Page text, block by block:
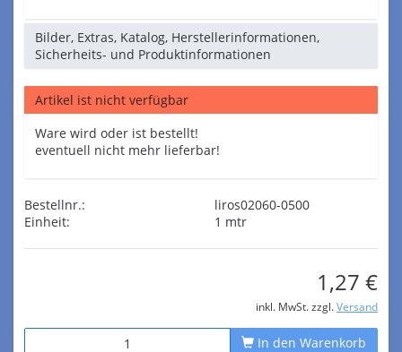
Bilder, Extras, Katalog, Herstellerinformationen,
Sicherheits- und Produktinformationen
Artikel ist nicht verfügbar
Ware wird oder ist bestellt!
eventuell nicht mehr lieferbar!
Bestellnr.:
liros02060-0500
Einheit:
1 mtr
1,27 €
inkl. MwSt. zzgl. Versand
In den Warenkorb